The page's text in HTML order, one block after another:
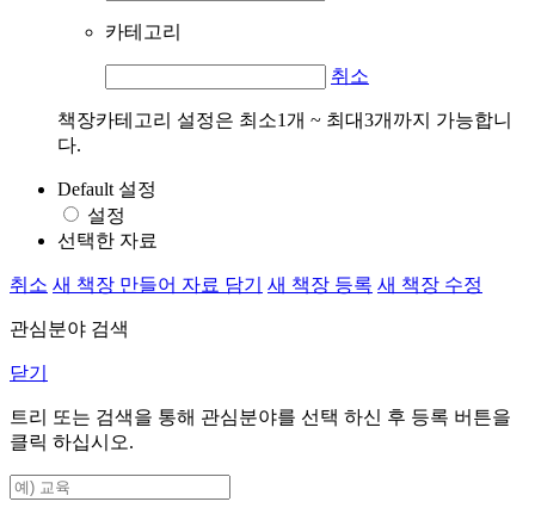
카테고리
취소
책장카테고리 설정은 최소1개 ~ 최대3개까지 가능합니
다.
Default 설정
설정
선택한 자료
취소 새 책장 만들어 자료 담기 새 책장 등록 새 책장 수정
관심분야 검색
닫기
트리 또는 검색을 통해 관심분야를 선택 하신 후 등록 버튼을
클릭 하십시오.